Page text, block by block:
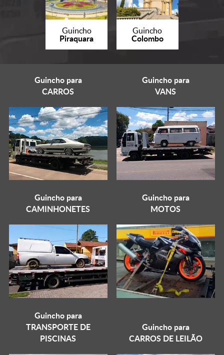
Guincho
Piraquara
Guincho
Colombo
Guincho para
CARROS
Guincho para
VANS
Guincho para
CAMINHONETES
Guincho para
MOTOS
Guincho para
TRANSPORTE DE
PISCINAS
Guincho para
CARROS DE LEILÃO